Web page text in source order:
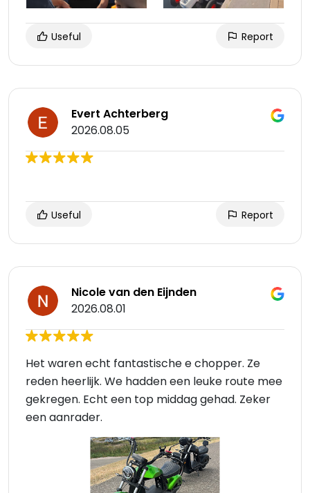
Useful Report
Evert Achterberg
2026.08.05
Useful Report
Nicole van den Eijnden
2026.08.01
Het waren echt fantastische e chopper. Ze
reden heerlijk. We hadden een leuke route mee
gekregen. Echt een top middag gehad. Zeker
een aanrader.